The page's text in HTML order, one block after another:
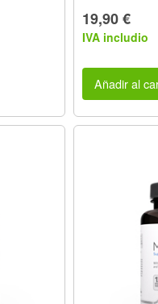
19,90 €
IVA includio
Añadir al